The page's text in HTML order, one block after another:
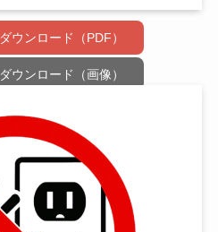
ダウンロード（PDF）
ダウンロード（画像）